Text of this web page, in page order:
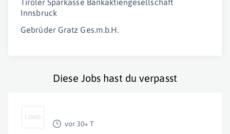
Tiroler Sparkasse Bankaktiengesellschaft
Innsbruck
Gebrüder Gratz Ges.m.b.H.
Diese Jobs hast du verpasst
vor 30+ T